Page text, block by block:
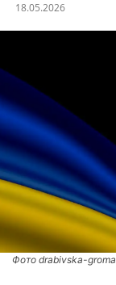
18.05.2026
Фото drabivska-